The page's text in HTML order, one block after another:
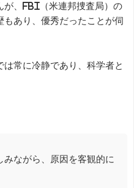
が、FBI（米連邦捜査局）の
もあり、優秀だったことが伺
常に冷静であり、科学者と
みながら、原因を客観的に